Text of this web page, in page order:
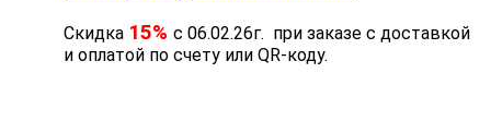
Скидка 15% с 06.02.26г. при заказе с доставкой
и оплатой по счету или QR-коду.